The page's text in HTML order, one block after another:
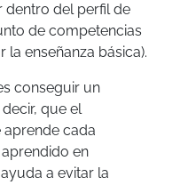
dentro del perfil de
de competencias
enseñanza básica).
conseguir un
decir, que el
aprende cada
en
a evitar la